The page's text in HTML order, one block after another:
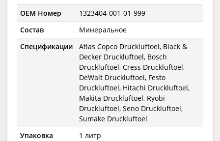
OEM Номер
1323404-001-01-999
Состав
Минеральное
Спецификации
Atlas Copco Druckluftoel, Black &
Decker Druckluftoel, Bosch
Druckluftoel, Cress Druckluftoel,
DeWalt Druckluftoel, Festo
Druckluftoel, Hitachi Druckluftoel,
Makita Druckluftoel, Ryobi
Druckluftoel, Seno Druckluftoel,
Sumake Druckluftoel
Упаковка
1 литр